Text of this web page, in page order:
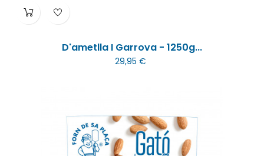
D'ametlla I Garrova - 1250g...
29,95 €